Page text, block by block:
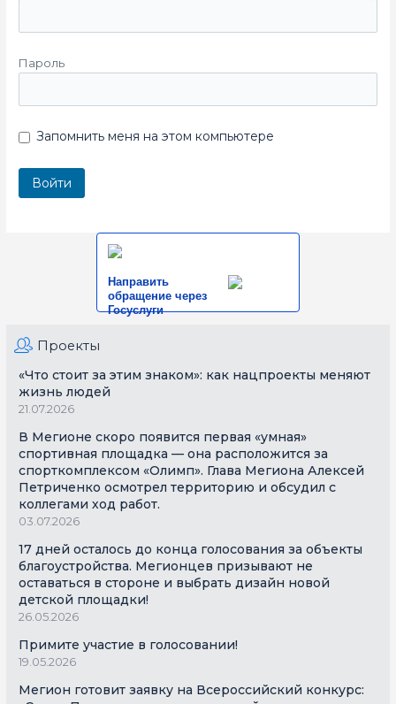
Пароль
Запомнить меня на этом компьютере
Направить
обращение через
Госуслуги
Проекты
«Что стоит за этим знаком»: как нацпроекты меняют
жизнь людей
21.07.2026
В Мегионе скоро появится первая «умная»
спортивная площадка — она расположится за
спорткомплексом «Олимп». Глава Мегиона Алексей
Петриченко осмотрел территорию и обсудил с
коллегами ход работ.
03.07.2026
17 дней осталось до конца голосования за объекты
благоустройства. Мегионцев призывают не
оставаться в стороне и выбрать дизайн новой
детской площадки!
26.05.2026
Примите участие в голосовании!
19.05.2026
Мегион готовит заявку на Всероссийский конкурс: